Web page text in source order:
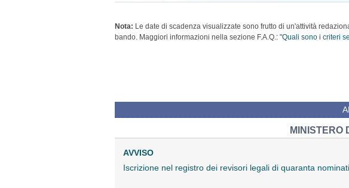
Nota: Le date di scadenza visualizzate sono frutto di un'attività
bando. Maggiori informazioni nella sezione F.A.Q.: "Quali sono i criteri
MINISTERO
AVVISO
Iscrizione nel registro dei revisori legali di quaranta